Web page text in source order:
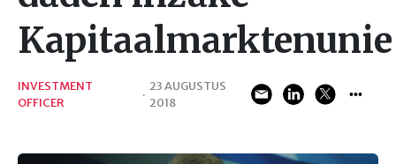
Kapitaalmarktenunie
INVESTMENT
OFFICER
·
23 AUGUSTUS
2018